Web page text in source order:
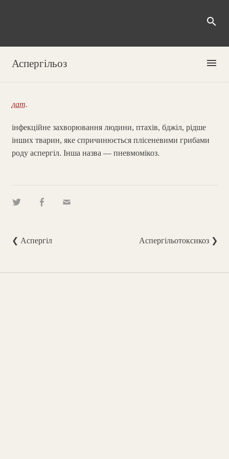
search
Аспергільоз menu
лат.
інфекційне захворювання людини, птахів, бджіл, рідше
інших тварин, яке спричинюється плісеневими грибами
роду аспергіл. Інша назва — пневмомікоз.
❮ Аспергіл Аспергільотоксикоз ❯